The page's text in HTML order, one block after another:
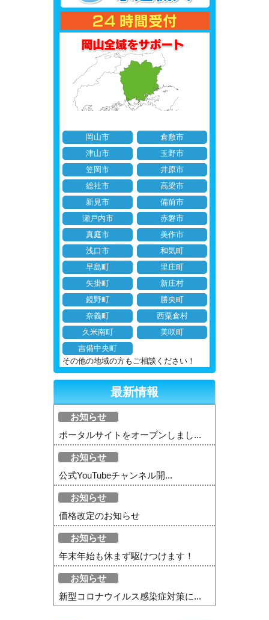
岡山市
倉敷市
津山市
玉野市
笠岡市
井原市
総社市
高梁市
新見市
備前市
瀬戸内市
赤磐市
真庭市
美作市
浅口市
和気町
早島町
里庄町
矢掛町
新庄村
鏡野町
勝央町
奈義町
西粟倉村
久米南町
美咲町
吉備中央町
その他の地域の方もご相談ください！
最新情報
お知らせ
ポータルサイトをオープンしまし...
お知らせ
公式YouTubeチャンネル開...
お知らせ
価格改定のお知らせ
お知らせ
年末年始も休まず駆けつけます！
お知らせ
新型コロナウイルス感染症対策に...